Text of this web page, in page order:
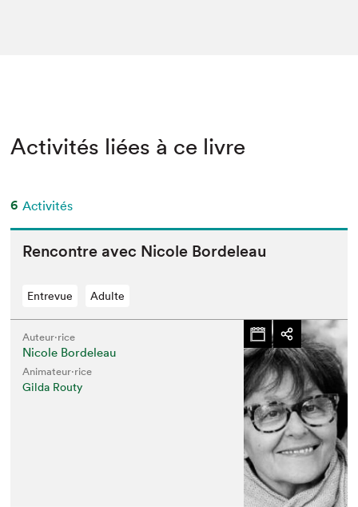
Activités liées à ce livre
6 Activités
Ren­con­tre avec Nicole Bordeleau
Entrevue Adulte
Auteur·rice
Nicole Bordeleau
Animateur⋅rice
Gilda Routy